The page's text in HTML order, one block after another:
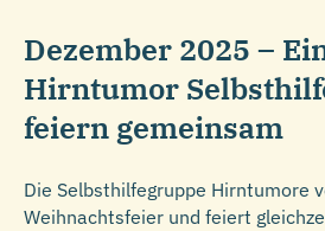
Dezember 2025 –
Hirntumor
feiern gemeinsam
Die Selbsthilfegruppe Hirntumore
Weihnachtsfeier und feiert